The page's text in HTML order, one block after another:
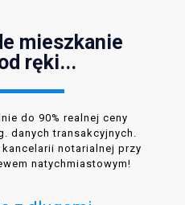
mieszkanie
ręki...
do 90% realnej ceny
danych transakcyjnych.
notarialnej przy
natychmiastowym!